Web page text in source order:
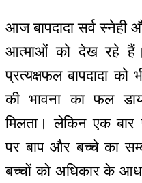
आज बापदादा सर्व स्नेही
आत्माओं को देख रहे हैं।
प्रत्यक्षफल बापदादा
की भावना का फल
मिलता। लेकिन एक बार
पर बाप और बच्चे का
बच्चों को अधिकार के